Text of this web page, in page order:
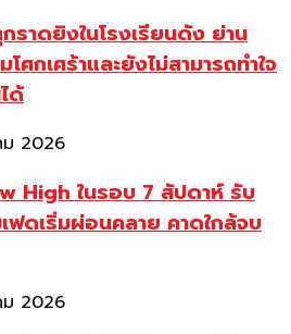
ราดยิงในโรงเรียนดัง ย่าน
ศกเศร้าและยังไม่สามารถทำใจ
ด้
2026
High ในรอบ 7 สัปดาห์ รับ
ฟดเริ่มผ่อนคลาย คาดใกล้จบ
2026